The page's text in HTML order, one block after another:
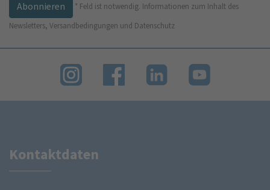
* Feld ist notwendig. Informationen zum Inhalt des
Newsletters, Versandbedingungen und Datenschutz
Kontaktdaten